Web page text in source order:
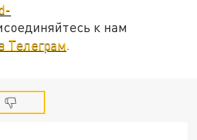
к нам
Телеграм.